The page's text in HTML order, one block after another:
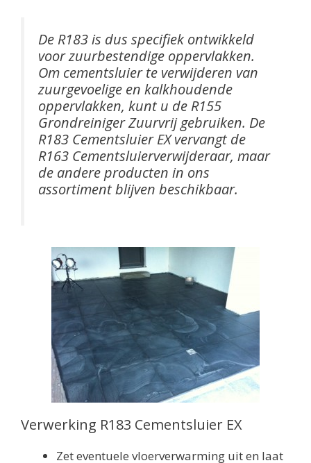
De R183 is dus specifiek ontwikkeld
voor zuurbestendige oppervlakken.
Om cementsluier te verwijderen van
zuurgevoelige en kalkhoudende
oppervlakken, kunt u de R155
Grondreiniger Zuurvrij gebruiken. De
R183 Cementsluier EX vervangt de
R163 Cementsluierverwijderaar, maar
de andere producten in ons
assortiment blijven beschikbaar.
Verwerking R183 Cementsluier EX
Zet eventuele vloerverwarming uit en laat